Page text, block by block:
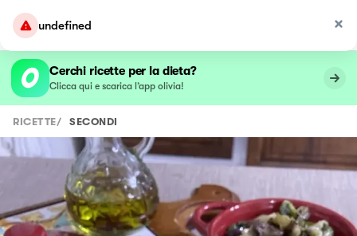
undefined
Cerchi ricette per la dieta?
Clicca qui e scarica l’app olivia!
RICETTE/ SECONDI